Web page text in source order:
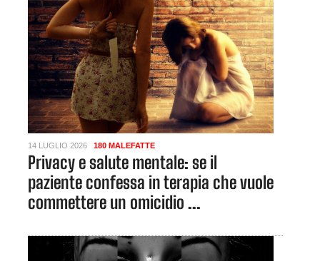
14 LUGLIO 2026 180 MALEFATTE
Privacy e salute mentale: se il
paziente confessa in terapia che vuole
commettere un omicidio ...